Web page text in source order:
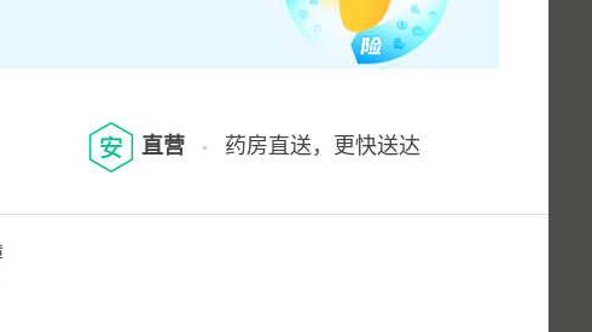
直营 药房直送，更快送达